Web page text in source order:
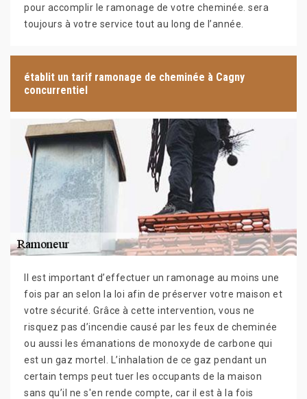
pour accomplir le ramonage de votre cheminée. sera
toujours à votre service tout au long de l’année.
établit un tarif ramonage de cheminée à Cagny
concurrentiel
Il est important d’effectuer un ramonage au moins une
fois par an selon la loi afin de préserver votre maison et
votre sécurité. Grâce à cette intervention, vous ne
risquez pas d’incendie causé par les feux de cheminée
ou aussi les émanations de monoxyde de carbone qui
est un gaz mortel. L’inhalation de ce gaz pendant un
certain temps peut tuer les occupants de la maison
sans qu’il ne s'en rende compte, car il est à la fois